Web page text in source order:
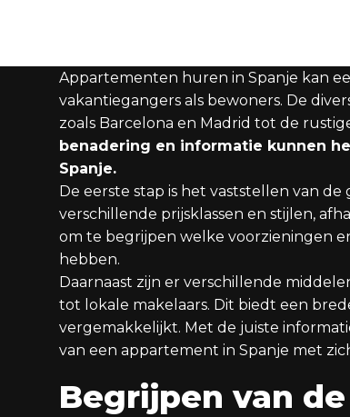
Appartementen huren in Spanje kan
vakantiegangers als bewoners. De
zoals Barcelona en Madrid tot de
benadering en informatie kunnen
Spanje.
De eerste stap is het vaststellen van
verschillende prijsklassen en stijlen,
om te begrijpen welke voorzieningen
hebben.
Daarnaast zijn er verschillende
tot lokale makelaars. Dit biedt een
vergemakkelijkt. Met de juiste
van een appartement in Spanje met
Begrijpen van